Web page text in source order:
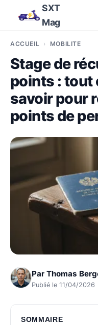
SXT
Mag
ACCUEIL MOBILITÉ
Stage de
points : tout
savoir pour
points de
Par Thomas
Publié le 11/04/2026
SOMMAIRE